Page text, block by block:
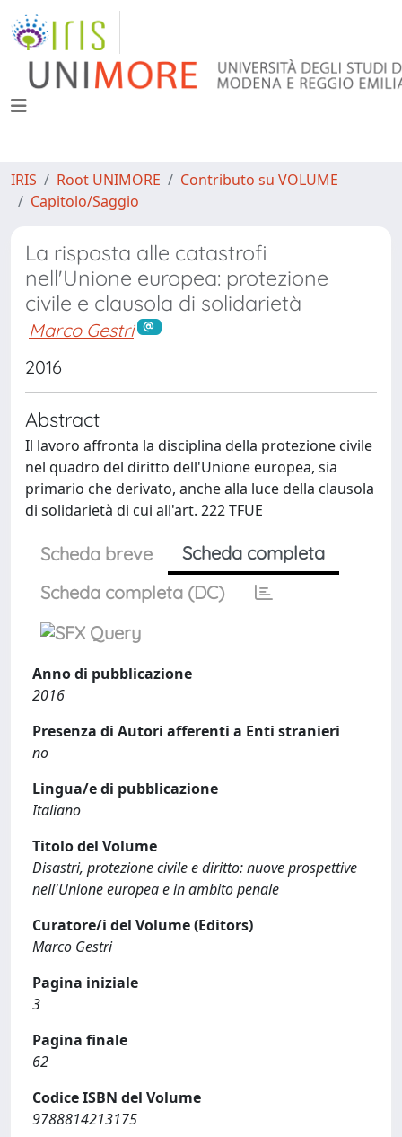
IRIS Root UNIMORE
Contributo su VOLUME
Capitolo/Saggio
La risposta alle catastrofi
nell'Unione europea: protezione
civile e clausola di solidarietà
Marco Gestri
2016
Abstract
Il lavoro affronta la disciplina della protezione civile
nel quadro del diritto dell'Unione europea, sia
primario che derivato, anche alla luce della clausola
di solidarietà di cui all'art. 222 TFUE
Scheda breve
Scheda completa
Scheda completa (DC)
Anno di pubblicazione
2016
Presenza di Autori afferenti a Enti stranieri
no
Lingua/e di pubblicazione
Italiano
Titolo del Volume
Disastri, protezione civile e diritto: nuove prospettive
nell'Unione europea e in ambito penale
Curatore/i del Volume (Editors)
Marco Gestri
Pagina iniziale
3
Pagina finale
62
Codice ISBN del Volume
9788814213175